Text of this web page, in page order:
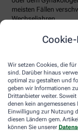
Wir setzen Cookies, die
sind. Darüber hinaus
optimal zu gestalten und
geben wir Informationen
Drittanbieter weiter.
denen kein
Einwilligung zur Nutzung
diesen Ländern gem.
können Sie unserer
meisten Fällen
Wechseljahren.
Voraussetzung für
immer, dass die
nehmen und ärztlich
einreden lassen, sie